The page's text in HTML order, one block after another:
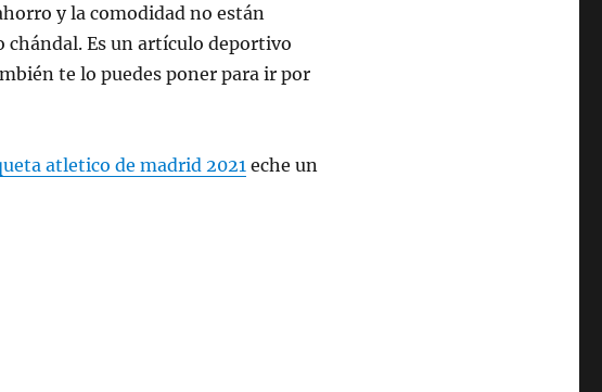
y la comodidad no están
chándal. Es un artículo deportivo
te lo puedes poner para ir por
atletico de madrid 2021 eche un